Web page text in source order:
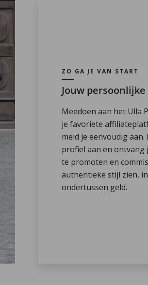
ZO GA JE VAN START
Jouw
Meedoen aan het Ulla
je favoriete
meld je eenvoudig
profiel aan en ontvang
te promoten en
authentieke stijl zien,
ondertussen geld.